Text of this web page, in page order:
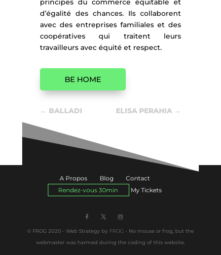
d’égalité des chances. Ils collaborent
avec des entreprises familiales et des
coopératives qui traitent leurs
travailleurs avec équité et respect.
BE HOME
← BALLADI ELISA PERAHIA →
A Propos Blog
Contact
Rendez-vous 30min
My Tickets
© FROG 2020 - Web Strategy by FROG - No mouse or frog, but the
webmaster was harmed during the coding of this website.